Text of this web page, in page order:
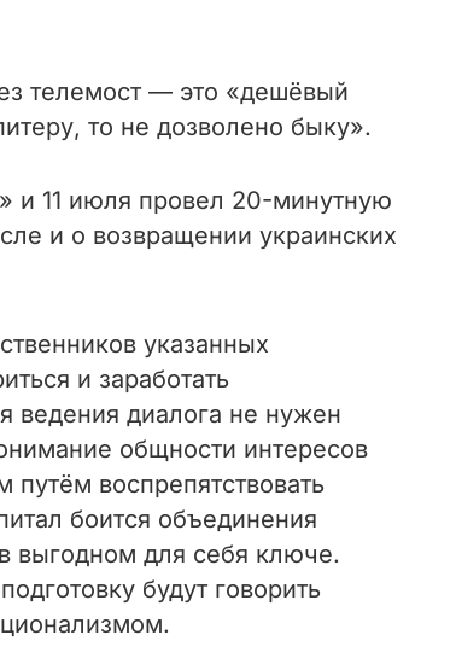
телемост — это «дешёвый
то не дозволено быку».
и 11 июля провел 20-минутную
и о возвращении украинских
указанных
и заработать
ведения диалога не нужен
общности интересов
путём воспрепятствовать
боится объединения
выгодном для себя ключе.
будут говорить